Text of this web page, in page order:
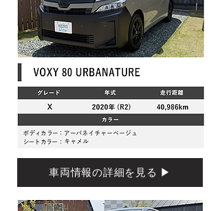
車両情報の詳細を見る ▶